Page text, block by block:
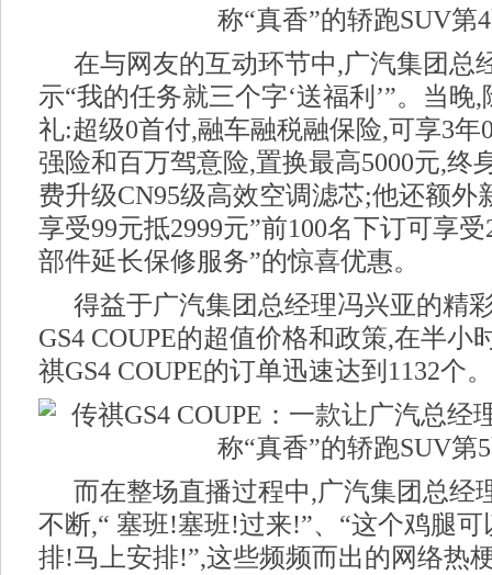
在与网友的互动环节中,广汽集团总
示“我的任务就三个字‘送福利’”。当晚
礼:超级0首付,融车融税融保险,可享3年
强险和百万驾意险,置换最高5000元,终
费升级CN95级高效空调滤芯;他还额外
享受99元抵2999元”前100名下订可享
部件延长保修服务”的惊喜优惠。
得益于广汽集团总经理冯兴亚的精
GS4 COUPE的超值价格和政策,在半小
祺GS4 COUPE的订单迅速达到1132个。
而在整场直播过程中,广汽集团总经
不断,“ 塞班!塞班!过来!”、“这个鸡腿可
排!马上安排!”,这些频频而出的网络热